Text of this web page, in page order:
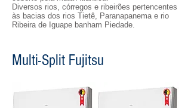
Diversos rios, córregos e ribeirões pertencentes
às bacias dos rios Tietê, Paranapanema e rio
Ribeira de Iguape banham Piedade.
Multi-Split Fujitsu